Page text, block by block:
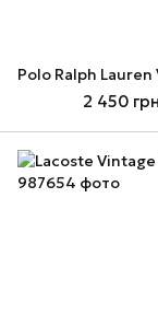
2 450 грн